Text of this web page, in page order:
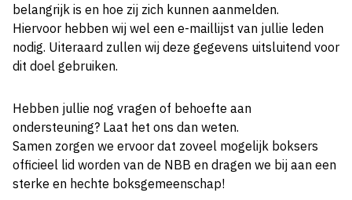
belangrijk is en hoe zij zich kunnen aanmelden.
Hiervoor hebben wij wel een e-maillijst van jullie leden
nodig. Uiteraard zullen wij deze gegevens uitsluitend voor
dit doel gebruiken.
Hebben jullie nog vragen of behoefte aan
ondersteuning? Laat het ons dan weten.
Samen zorgen we ervoor dat zoveel mogelijk boksers
officieel lid worden van de NBB en dragen we bij aan een
sterke en hechte boksgemeenschap!